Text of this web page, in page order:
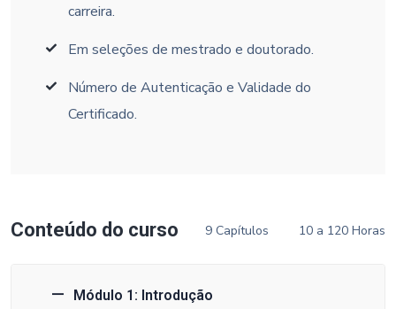
carreira.
Em seleções de mestrado e doutorado.
Número de Autenticação e Validade do
Certificado.
Conteúdo do curso 9 Capítulos 10 a 120 Horas
Módulo 1: Introdução